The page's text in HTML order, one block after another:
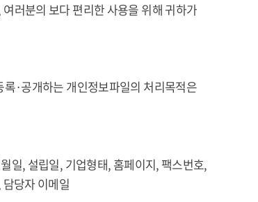
러분의 보다 편리한 사용을 위해 귀하가
·공개하는 개인정보파일의 처리목적은
립일, 기업형태, 홈페이지, 팩스번호,
자 이메일